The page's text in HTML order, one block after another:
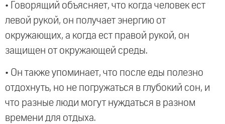
• Говорящий объясняет, что когда человек ест
левой рукой, он получает энергию от
окружающих, а когда ест правой рукой, он
защищен от окружающей среды.
• Он также упоминает, что после еды полезно
отдохнуть, но не погружаться в глубокий сон, и
что разные люди могут нуждаться в разном
времени для отдыха.